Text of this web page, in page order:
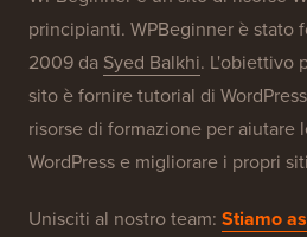
principianti. WPBeginner è stato
2009 da Syed Balkhi. L'obiettivo
sito è fornire tutorial di
risorse di formazione per aiutare
WordPress e migliorare i propri
Unisciti al nostro team: Stiamo